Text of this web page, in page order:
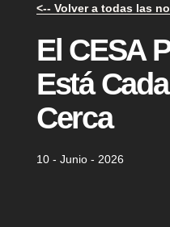
<-- Volver a todas las
El CESA
Está
Cerca
10 - Junio - 2026